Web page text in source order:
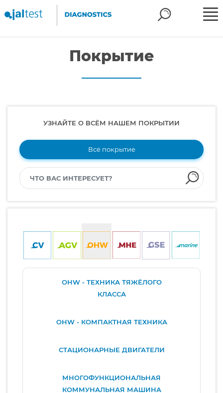
Покрытие
УЗНАЙТЕ О ВСЁМ НАШЕМ ПОКРЫТИИ
Всё покрытие
OHW - ТЕХНИКА ТЯЖЁЛОГО
КЛАССА
OHW - КОМПАКТНАЯ ТЕХНИКА
СТАЦИОНАРНЫЕ ДВИГАТЕЛИ
МНОГОФУНКЦИОНАЛЬНАЯ
КОММУНАЛЬНАЯ МАШИНА